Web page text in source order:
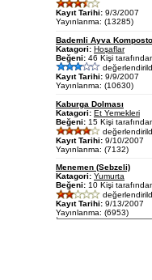
Kayıt Tarihi: 9/3/2007
Yayınlanma: (13285)
Bademli Ayva
Katagori: Hoşaflar
Beğeni: 46 Kişi
Kayıt Tarihi: 9/9/2007
Yayınlanma: (10630)
Kaburga Dolması
Katagori: Et Yemekleri
Beğeni: 15 Kişi
Kayıt Tarihi: 9/10/2007
Yayınlanma: (7132)
Menemen (Sebzeli)
Katagori: Yumurta
Beğeni: 10 Kişi
Kayıt Tarihi: 9/13/2007
Yayınlanma: (6953)